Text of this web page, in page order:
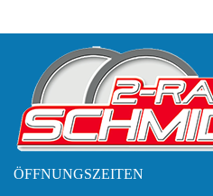
ÖFFNUNGSZEITEN